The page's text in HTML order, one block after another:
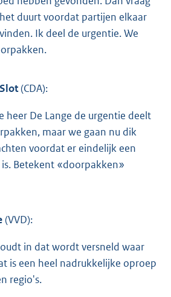
duurt voordat partijen elkaar
Ik deel de urgentie. We
(CDA):
heer De Lange de urgentie deelt
maar we gaan nu dik
voordat er eindelijk een
Betekent «doorpakken»
(VVD):
in dat wordt versneld waar
is een heel nadrukkelijke oproep
regio's.